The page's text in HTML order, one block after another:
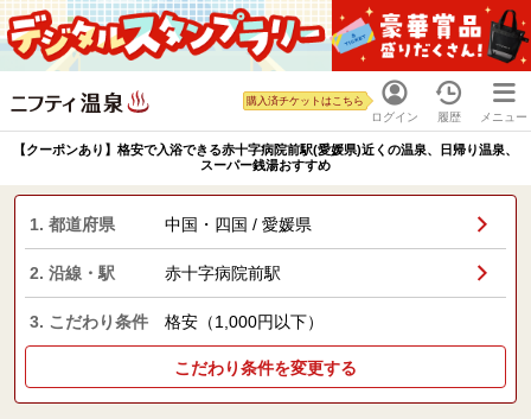
ログイン
購入済チケットはこちら
履歴 メニュー
【クーポンあり】格安で入浴できる赤十字病院前駅(愛媛県)近くの温泉、日帰り温泉、
スーパー銭湯おすすめ
1. 都道府県 中国・四国 / 愛媛県
2. 沿線・駅 赤十字病院前駅
3. こだわり条件 格安（1,000円以下）
こだわり条件を変更する